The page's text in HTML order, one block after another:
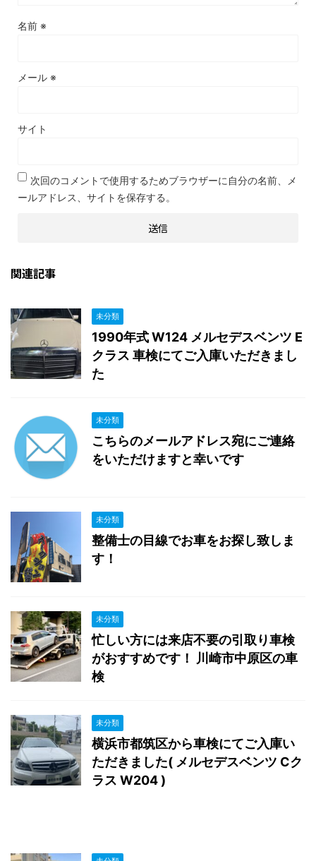
名前 ※
メール ※
サイト
次回のコメントで使用するためブラウザーに自分の名前、メ
ールアドレス、サイトを保存する。
関連記事
未分類
1990年式 W124 メルセデスベンツ E
クラス 車検にてご入庫いただきまし
た
未分類
こちらのメールアドレス宛にご連絡
をいただけますと幸いです
未分類
整備士の目線でお車をお探し致しま
す！
未分類
忙しい方には来店不要の引取り車検
がおすすめです！ 川崎市中原区の車
検
未分類
横浜市都筑区から車検にてご入庫い
ただきました( メルセデスベンツ Cク
ラス W204 )